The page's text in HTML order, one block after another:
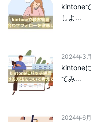
kintone
しよ...
2024年3
kintone
てみ...
2024年6